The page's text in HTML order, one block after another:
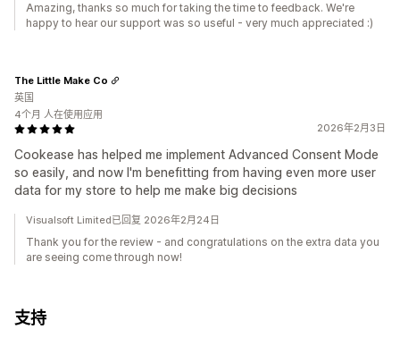
Amazing, thanks so much for taking the time to feedback. We're
happy to hear our support was so useful - very much appreciated :)
2026年2月3日
Cookease has helped me implement Advanced Consent Mode
so easily, and now I'm benefitting from having even more user
data for my store to help me make big decisions
The Little Make Co
英国
4个月 人在使用应用
Visualsoft Limited已回复 2026年2月24日
Thank you for the review - and congratulations on the extra data you
are seeing come through now!
支持